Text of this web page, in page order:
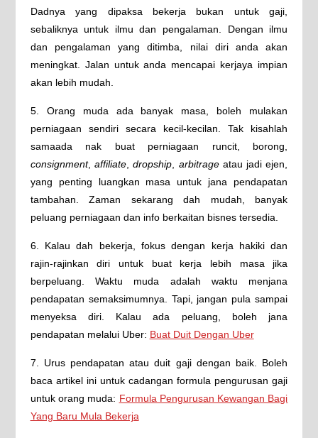
Dadnya yang dipaksa bekerja bukan untuk gaji,
sebaliknya untuk ilmu dan pengalaman. Dengan ilmu
dan pengalaman yang ditimba, nilai diri anda akan
meningkat. Jalan untuk anda mencapai kerjaya impian
akan lebih mudah.
5. Orang muda ada banyak masa, boleh mulakan
perniagaan sendiri secara kecil-kecilan. Tak kisahlah
samaada nak buat perniagaan runcit, borong,
consignment, affiliate,dropship arbitrageatau jadi ejen,
yang penting luangkan masa untuk jana pendapatan
tambahan. Zaman sekarang dah mudah, banyak
peluang perniagaan dan info berkaitan bisnes tersedia.
6. Kalau dah bekerja, fokus dengan kerja hakiki dan
rajin-rajinkan diri untuk buat kerja lebih masa jika
berpeluang. Waktu muda adalah waktu menjana
pendapatan semaksimumnya. Tapi, jangan pula sampai
menyeksa diri. Kalau ada peluang, boleh jana
pendapatan melalui Uber: Buat Duit Dengan Uber
7. Urus pendapatan atau duit gaji dengan baik. Boleh
baca artikel ini untuk cadangan formula pengurusan gaji
untuk orang muda: Formula Pengurusan Kewangan Bagi
Yang Baru Mula Bekerja